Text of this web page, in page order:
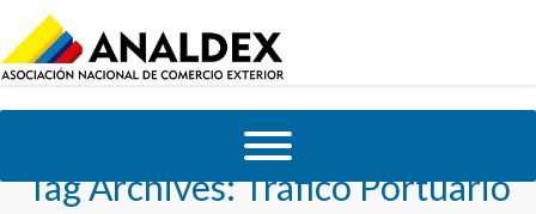
Tag Archives:Tráfico Portuario